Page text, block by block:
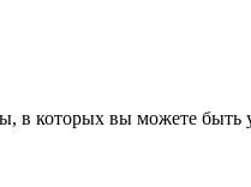
в которых вы можете быть